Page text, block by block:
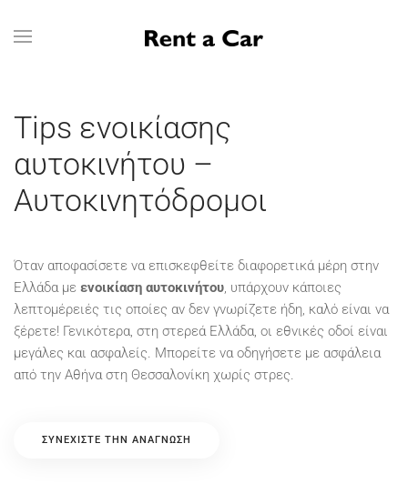
Skip to main content
Tips ενοικίασης
αυτοκινήτου –
Αυτοκινητόδρομοι
Όταν αποφασίσετε να επισκεφθείτε διαφορετικά μέρη στην
Ελλάδα με ενοικίαση αυτοκινήτου, υπάρχουν κάποιες
λεπτομέρειές τις οποίες αν δεν γνωρίζετε ήδη, καλό είναι να
ξέρετε! Γενικότερα, στη στερεά Ελλάδα, οι εθνικές οδοί είναι
μεγάλες και ασφαλείς. Μπορείτε να οδηγήσετε με ασφάλεια
από την Αθήνα στη Θεσσαλονίκη χωρίς στρες.
ΣΥΝΕΧΊΣΤΕ ΤΗΝ ΑΝΆΓΝΩΣΗ